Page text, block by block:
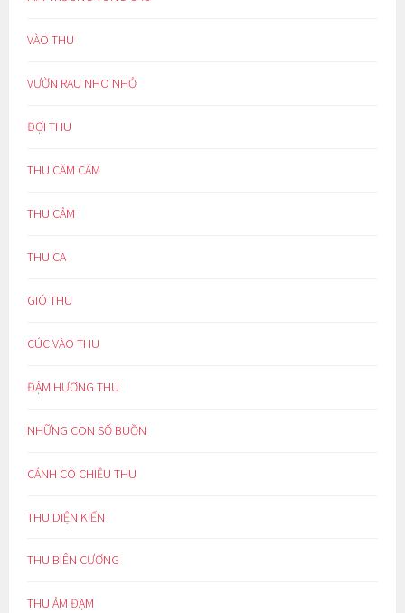
VÀO THU
VƯỜN RAU NHO NHỎ
ĐỢI THU
THU CĂM CĂM
THU CẢM
THU CA
GIÓ THU
CÚC VÀO THU
ĐẬM HƯƠNG THU
NHỮNG CON SỐ BUỒN
CÁNH CÒ CHIỀU THU
THU DIỆN KIẾN
THU BIÊN CƯƠNG
THU ẢM ĐẠM